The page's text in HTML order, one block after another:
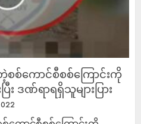
စစ်ကောင်စီစစ်ကြောင်းကို
ဒဏ်ရာရရှိသူများပြား